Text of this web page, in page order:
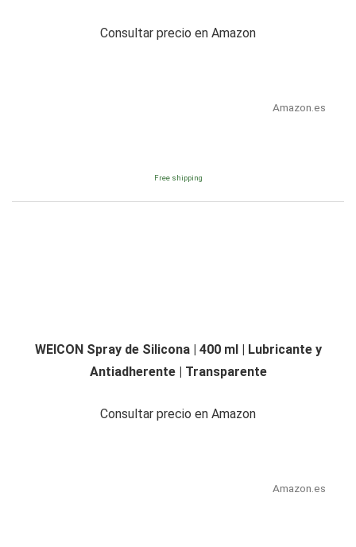
Consultar precio en Amazon
Amazon.es
Free shipping
WEICON Spray de Silicona | 400 ml | Lubricante y
Antiadherente | Transparente
Consultar precio en Amazon
Amazon.es